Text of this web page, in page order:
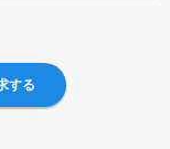
する